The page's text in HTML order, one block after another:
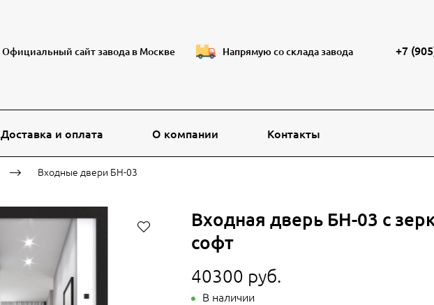
Официальный сайт завода в Москве Напрямую со склада завода +7
Доставка и оплата О компании Контакты
Входные двери БН-03
Входная дверь БН-03 с
софт
40300 руб.
В наличии